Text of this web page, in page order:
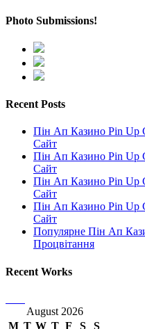
Photo Submissions!
Recent Posts
Пін Ап Казино Pin Up
Сайт
Пін Ап Казино Pin Up
Сайт
Пін Ап Казино Pin Up
Сайт
Пін Ап Казино Pin Up
Сайт
Популярне Пін Ап
Процвітання
Recent Works
August 2026
M T W T F S S